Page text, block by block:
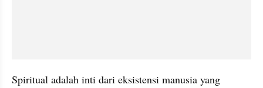
Spiritual adalah inti dari eksistensi manusia yang